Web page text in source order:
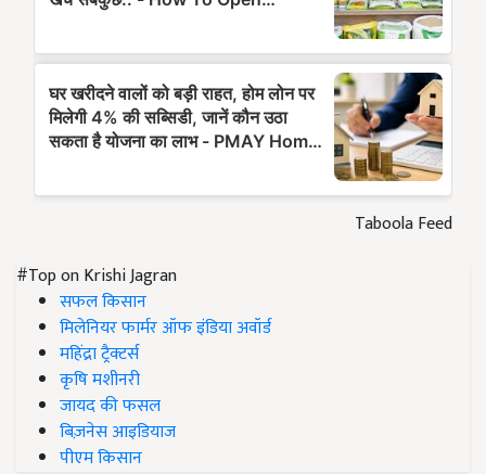
Taboola Feed
#Top on Krishi Jagran
सफल किसान
मिलेनियर फार्मर ऑफ इंडिया अवॉर्ड
महिंद्रा ट्रैक्टर्स
कृषि मशीनरी
जायद की फसल
बिज़नेस आइडियाज
पीएम किसान